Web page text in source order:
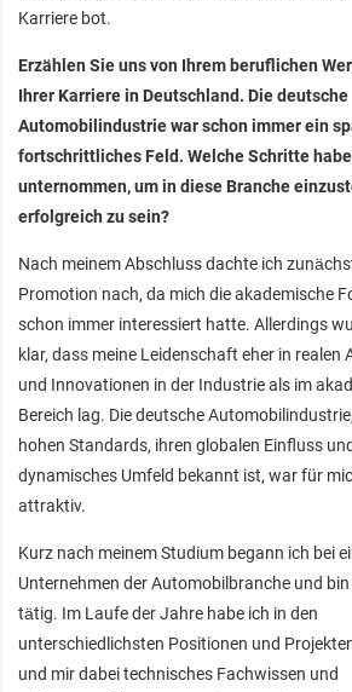
Karriere bot.
Erzählen Sie uns von Ihrem beruflichen
Ihrer Karriere in Deutschland. Die deutsche
Automobilindustrie war schon immer ein
fortschrittliches Feld. Welche Schritte
unternommen, um in diese Branche
erfolgreich zu sein?
Nach meinem Abschluss dachte ich
Promotion nach, da mich die akademische
schon immer interessiert hatte. Allerdings
klar, dass meine Leidenschaft eher in realen
und Innovationen in der Industrie als im
Bereich lag. Die deutsche
hohen Standards, ihren globalen Einfluss
dynamisches Umfeld bekannt ist, war für
attraktiv.
Kurz nach meinem Studium begann ich bei
Unternehmen der Automobilbranche und
tätig. Im Laufe der Jahre habe ich in den
unterschiedlichsten Positionen und
und mir dabei technisches Fachwissen und